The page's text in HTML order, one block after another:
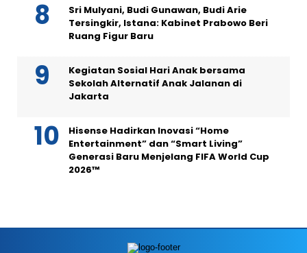
Sri Mulyani, Budi Gunawan, Budi Arie
Tersingkir, Istana: Kabinet Prabowo Beri
Ruang Figur Baru
Kegiatan Sosial Hari Anak bersama
Sekolah Alternatif Anak Jalanan di
Jakarta
Hisense Hadirkan Inovasi “Home
Entertainment” dan “Smart Living”
Generasi Baru Menjelang FIFA World Cup
2026™